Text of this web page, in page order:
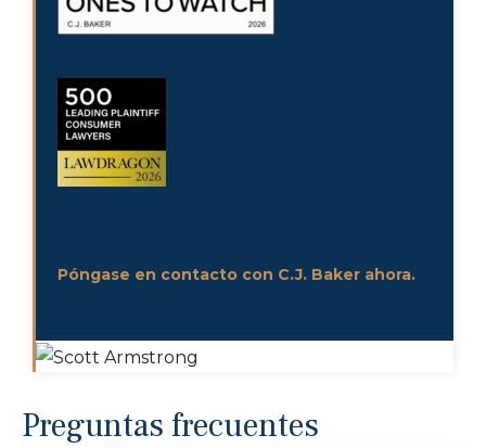
Póngase en contacto con C.J. Baker ahora.
Preguntas frecuentes